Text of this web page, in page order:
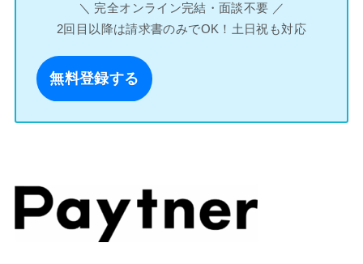
＼ 完全オンライン完結・面談不要 ／
2回目以降は請求書のみでOK！土日祝も対応
無料登録する